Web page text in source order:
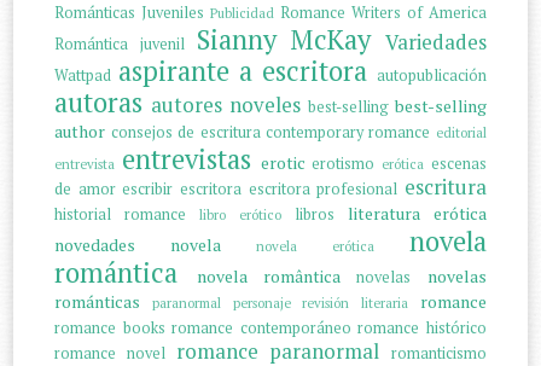
Románticas Juveniles Publicidad Romance Writers of America
Romántica juvenil
Sianny McKay Variedades
Wattpad aspirante a escritora autopublicación
autoras autores noveles best-selling best-selling
author consejos de escritura contemporary romance editorial
entrevista entrevistas erotic erotismo erótica escenas
de amor escribir escritora escritora profesional escritura
historial romance libro erótico libros
literatura erótica
novedades
novela novela erótica
novela
romántica
novela romântica novelas
novelas
románticas
paranormal personaje revisión literaria romance
romance books romance contemporáneo romance histórico
romance novel romance paranormal romanticismo